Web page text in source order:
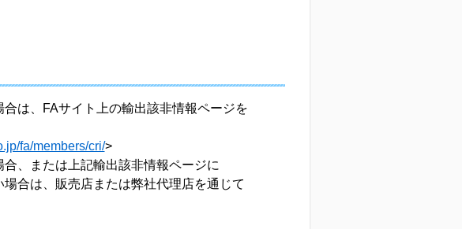
は、FAサイト上の輸出該非情報ページを
fa/members/cri/>
、または上記輸出該非情報ページに
合は、販売店または弊社代理店を通じて